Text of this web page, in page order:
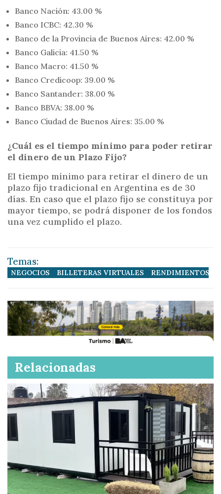
Banco Nación: 43.00 %
Banco ICBC: 42.30 %
Banco de la Provincia de Buenos Aires: 42.00 %
Banco Galicia: 41.50 %
Banco Macro: 41.50 %
Banco Credicoop: 39.00 %
Banco Santander: 38.00 %
Banco BBVA: 38.00 %
Banco Ciudad de Buenos Aires: 35.00 %
¿Cuál es el tiempo mínimo para poder retirar
el dinero de un Plazo Fijo?
El tiempo mínimo para retirar el dinero de un
plazo fijo tradicional en Argentina es de 30
días. En caso que el plazo fijo se constituya por
mayor tiempo, se podrá disponer de los fondos
una vez cumplido el plazo.
Temas:
NEGOCIOS BILLETERAS VIRTUALES RENDIMIENTOS
Relacionadas